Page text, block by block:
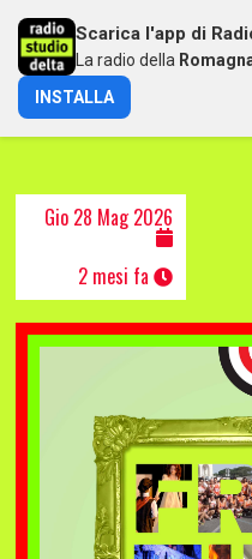
FREETIME DEL 28/05/2026
Gio 28 Mag 2026
2 mesi fa
Scarica l'app di
La radio della
INSTALLA